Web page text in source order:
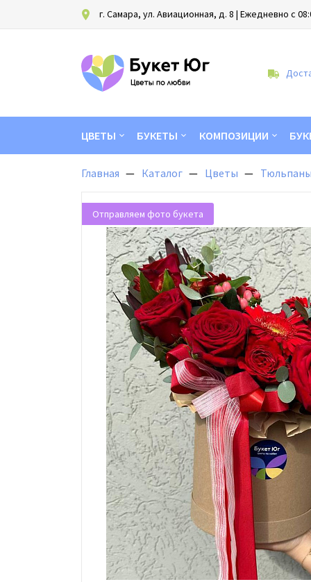
г. Самара, ул. Авиационная, д. 8 | Ежедневно с
ЦВЕТЫ БУКЕТЫ КОМПОЗИЦИИ
Главная Каталог Цветы Тюльпаны
Отправляем фото букета